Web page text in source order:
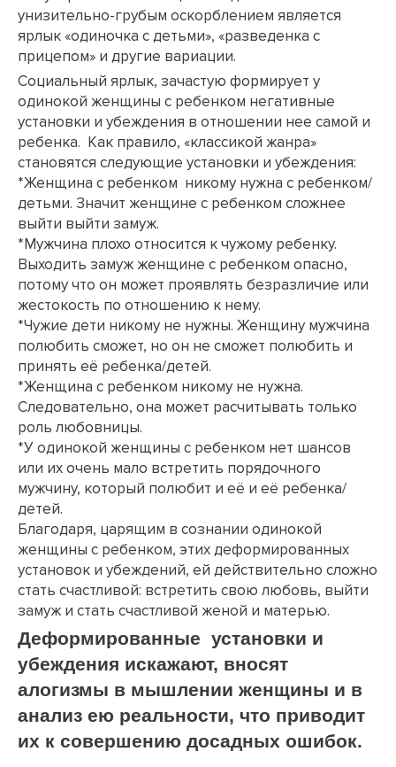
унизительно-грубым оскорблением является
ярлык «одиночка с детьми», «разведенка с
прицепом» и другие вариации.
Социальный ярлык, зачастую формирует у
одинокой женщины с ребенком негативные
установки и убеждения в отношении нее самой и
ребенка. Как правило, «классикой жанра»
становятся следующие установки и убеждения:
*Женщина с ребенком никому нужна с ребенком/
детьми. Значит женщине с ребенком сложнее
выйти выйти замуж.
*Мужчина плохо относится к чужому ребенку.
Выходить замуж женщине с ребенком опасно,
потому что он может проявлять безразличие или
жестокость по отношению к нему.
*Чужие дети никому не нужны. Женщину мужчина
полюбить сможет, но он не сможет полюбить и
принять её ребенка/детей.
*Женщина с ребенком никому не нужна.
Следовательно, она может расчитывать только
роль любовницы.
*У одинокой женщины с ребенком нет шансов
или их очень мало встретить порядочного
мужчину, который полюбит и её и её ребенка/
детей.
Благодаря, царящим в сознании одинокой
женщины с ребенком, этих деформированных
установок и убеждений, ей действительно сложно
стать счастливой: встретить свою любовь, выйти
замуж и стать счастливой женой и матерью.
Деформированные установки и
убеждения искажают, вносят
алогизмы в мышлении женщины и в
анализ ею реальности, что приводит
их к совершению досадных ошибок.